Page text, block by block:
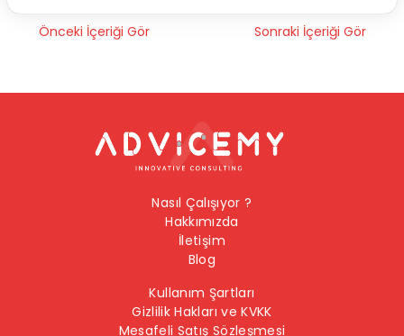
Önceki İçeriği Gör Sonraki İçeriği Gör
Nasıl Çalışıyor ?
Hakkımızda
İletişim
Blog
Kullanım Şartları
Gizlilik Hakları ve KVKK
Mesafeli Satış Sözleşmesi